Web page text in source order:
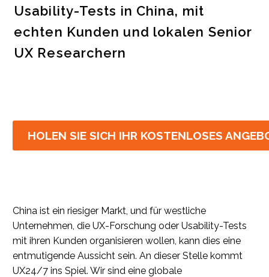
Usability-Tests in China, mit
echten Kunden und lokalen Senior
UX Researchern
HOLEN SIE SICH IHR KOSTENLOSES
China ist ein riesiger Markt, und für westliche
Unternehmen, die UX-Forschung oder Usability-Tests
mit ihren Kunden organisieren wollen, kann dies eine
entmutigende Aussicht sein. An dieser Stelle kommt
UX24/7 ins Spiel. Wir sind eine globale